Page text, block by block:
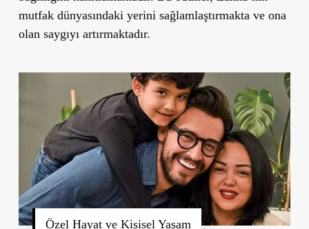
mutfak dünyasındaki yerini sağlamlaştırmakta ve ona
olan saygıyı artırmaktadır.
Özel Hayat ve Kişisel Yaşam